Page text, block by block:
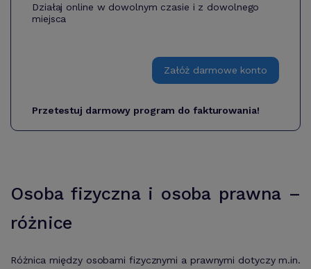
Działaj online w dowolnym czasie i z dowolnego
miejsca
Załóż darmowe konto
Przetestuj darmowy program do fakturowania!
Osoba fizyczna i osoba prawna –
różnice
Różnica między osobami fizycznymi a prawnymi dotyczy m.in.